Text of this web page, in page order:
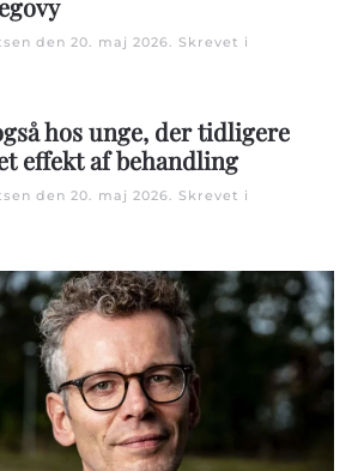
den 20. maj 2026. Skrevet i
hos unge, der tidligere
effekt af behandling
den 20. maj 2026. Skrevet i